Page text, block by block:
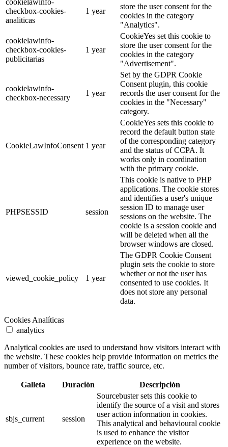
checkbox-cookies-
analiticas
1 year
store the user consent for the
cookies in the category
"Analytics".
cookielawinfo-
checkbox-cookies-
publicitarias
1 year
CookieYes set this cookie to
store the user consent for the
cookies in the category
"Advertisement".
cookielawinfo-
checkbox-necessary
1 year
Set by the GDPR Cookie
Consent plugin, this cookie
records the user consent for the
cookies in the "Necessary"
category.
CookieLawInfoConsent 1 year
CookieYes sets this cookie to
record the default button state
of the corresponding category
and the status of CCPA. It
works only in coordination
with the primary cookie.
PHPSESSID session
This cookie is native to PHP
applications. The cookie stores
and identifies a user's unique
session ID to manage user
sessions on the website. The
cookie is a session cookie and
will be deleted when all the
browser windows are closed.
viewed_cookie_policy 1 year
The GDPR Cookie Consent
plugin sets the cookie to store
whether or not the user has
consented to use cookies. It
does not store any personal
data.
Cookies Analíticas
analytics
Analytical cookies are used to understand how visitors interact with
the website. These cookies help provide information on metrics the
number of visitors, bounce rate, traffic source, etc.
Galleta Duración Descripción
sbjs_current session
Sourcebuster sets this cookie to
identify the source of a visit and stores
user action information in cookies.
This analytical and behavioural cookie
is used to enhance the visitor
experience on the website.